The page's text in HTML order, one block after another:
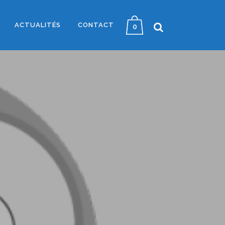
0
ACTUALITÉS CONTACT